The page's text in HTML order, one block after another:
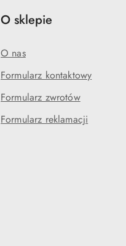
O sklepie
O nas
Formularz kontaktowy
Formularz zwrotów
Formularz reklamacji